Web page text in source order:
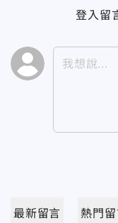
登入留
最新留言 熱門